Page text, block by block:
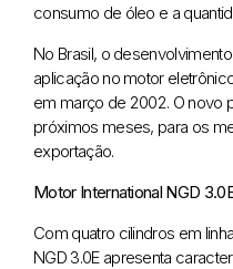
consumo de óleo e a
No Brasil, o
aplicação no motor
em março de 2002. O novo
próximos meses, para os
exportação.
Motor International NGD
Com quatro cilindros em
NGD 3.0E apresenta